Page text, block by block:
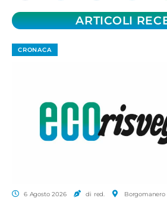
ARTICOLI
CRONACA
6 Agosto 2026 di red. Borgomanero